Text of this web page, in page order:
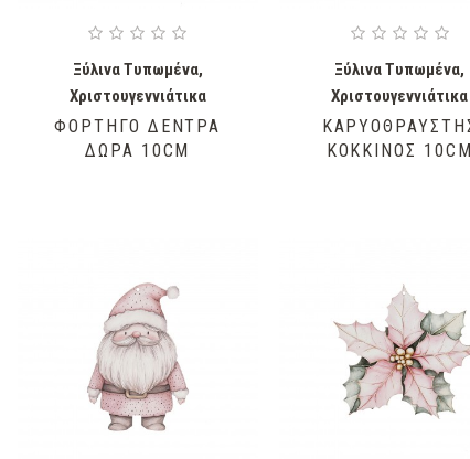
Ξύλινα Τυπωμένα,
Χριστουγεννιάτικα
ΦΟΡΤΗΓΌ ΔΈΝΤΡΑ
ΔΏΡΑ 10CM
Ξύλινα Τυπωμένα,
Χριστουγεννιάτικα
ΚΌΚΚΙΝΟΣ 10CM